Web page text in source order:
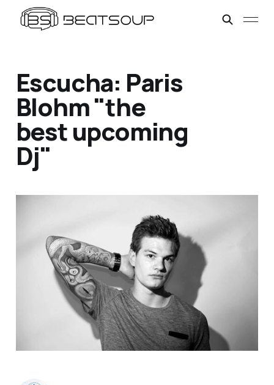
Escucha: Paris
Blohm "the
best upcoming
Dj"